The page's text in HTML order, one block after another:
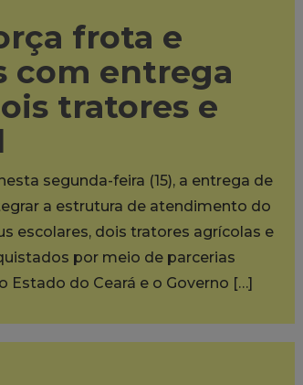
frota e
com entrega
tratores e
segunda-feira (15), a entrega de
a estrutura de atendimento do
escolares, dois tratores agrícolas e
por meio de parcerias
Estado do Ceará e o Governo […]